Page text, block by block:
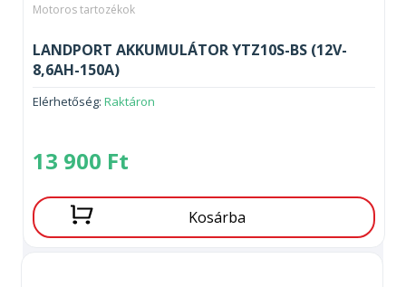
Motoros tartozékok
LANDPORT AKKUMULÁTOR YTZ10S-BS (12V-
8,6AH-150A)
Elérhetőség: Raktáron
13 900 Ft
Kosárba